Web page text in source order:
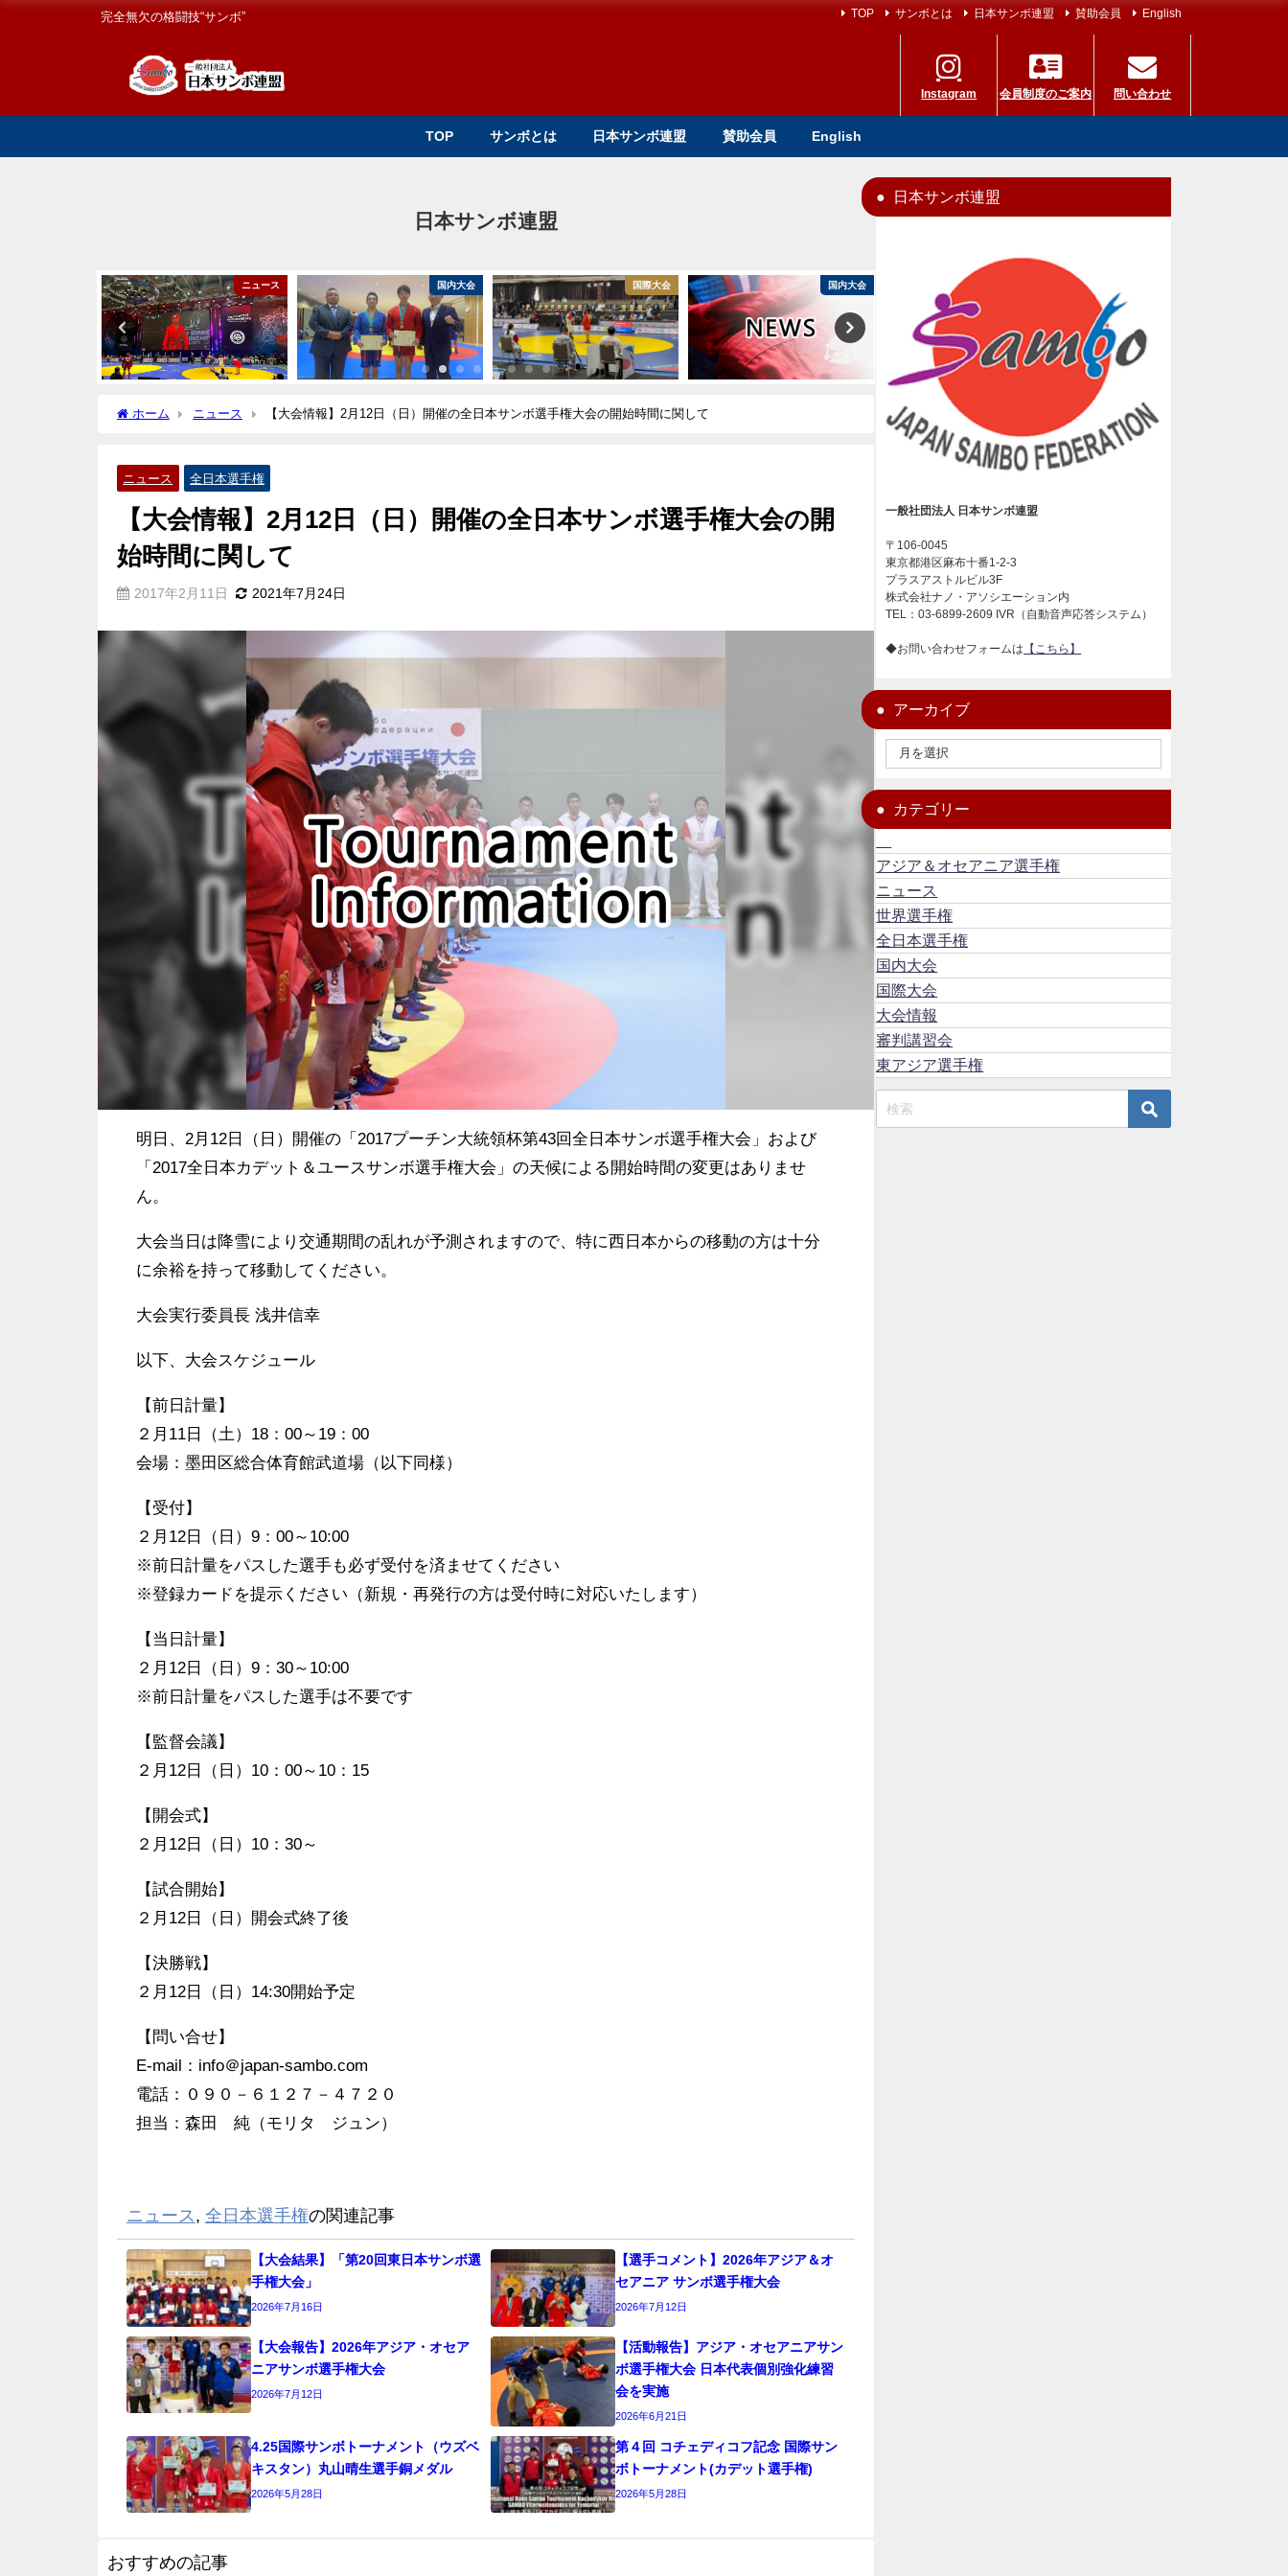
完全無欠の格闘技“サンボ” TOP サンボとは 日本サンボ連盟 賛助会員 English
Instagram 会員制度のご案内 問い合わせ
TOP サンボとは 日本サンボ連盟 賛助会員 English
日本サンボ連盟
ニュース 国内大会 国際大会 国内大会
ホーム ニュース 【大会情報】2月12日（日）開催の全日本サンボ選手権大会の開始時間に関して
ニュース 全日本選手権
【大会情報】2月12日（日）開催の全日本サンボ選手権大会の開
始時間に関して
2017年2月11日 2021年7月24日
明日、2月12日（日）開催の「2017プーチン大統領杯第43回全日本サンボ選手権大会」および
「2017全日本カデット＆ユースサンボ選手権大会」の天候による開始時間の変更はありませ
ん。
大会当日は降雪により交通期間の乱れが予測されますので、特に西日本からの移動の方は十分
に余裕を持って移動してください。
大会実行委員長 浅井信幸
以下、大会スケジュール
【前日計量】
２月11日（土）18：00～19：00
会場：墨田区総合体育館武道場（以下同様）
【受付】
２月12日（日）9：00～10:00
※前日計量をパスした選手も必ず受付を済ませてください
※登録カードを提示ください（新規・再発行の方は受付時に対応いたします）
【当日計量】
２月12日（日）9：30～10:00
※前日計量をパスした選手は不要です
【監督会議】
２月12日（日）10：00～10：15
【開会式】
２月12日（日）10：30～
【試合開始】
２月12日（日）開会式終了後
【決勝戦】
２月12日（日）14:30開始予定
【問い合せ】
E-mail：info＠japan-sambo.com
電話：０９０－６１２７－４７２０
担当：森田 純（モリタ ジュン）
ニュース, 全日本選手権の関連記事
【大会結果】「第20回東日本サンボ選
手権大会」
2026年7月16日
【選手コメント】2026年アジア＆オ
セアニア サンボ選手権大会
2026年7月12日
【大会報告】2026年アジア・オセア
ニアサンボ選手権大会
2026年7月12日
【活動報告】アジア・オセアニアサン
ボ選手権大会 日本代表個別強化練習
会を実施
2026年6月21日
4.25国際サンボトーナメント（ウズベ
キスタン）丸山晴生選手銅メダル
2026年5月28日
第４回 コチェディコフ記念 国際サン
ボトーナメント(カデット選⼿権)
2026年5月28日
おすすめの記事
日本サンボ連盟
一般社団法人 日本サンボ連盟
〒106-0045
東京都港区麻布十番1-2-3
プラスアストルビル3F
株式会社ナノ・アソシエーション内
TEL：03-6899-2609 IVR（自動音声応答システム）
◆お問い合わせフォームは 【こちら】
アーカイブ
カテゴリー
アジア＆オセアニア選手権
ニュース
世界選手権
全日本選手権
国内大会
国際大会
大会情報
審判講習会
東アジア選手権